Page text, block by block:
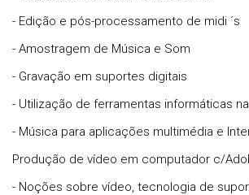
- Edição e pós-processamento de midi ´s
- Amostragem de Música e Som
- Gravação em suportes digitais
- Utilização de ferramentas informáticas
- Música para aplicações multimédia e
Produção de vídeo em computador c/
- Noções sobre vídeo, tecnologia de